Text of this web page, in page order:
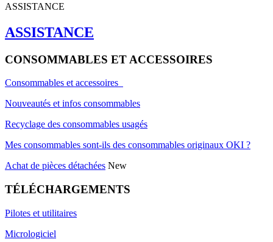
ASSISTANCE
ASSISTANCE
CONSOMMABLES ET ACCESSOIRES
Consommables et accessoires
Nouveautés et infos consommables
Recyclage des consommables usagés
Mes consommables sont-ils des consommables originaux OKI ?
Achat de pièces détachées New
TÉLÉCHARGEMENTS
Pilotes et utilitaires
Micrologiciel